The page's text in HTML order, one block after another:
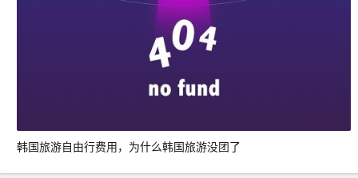
韩国旅游自由行费用，为什么韩国旅游没团了